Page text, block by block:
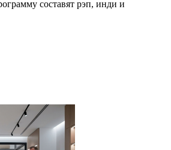
составят рэп, инди и